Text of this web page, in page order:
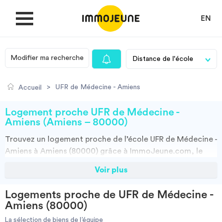
EN
MON COMPTE
Je cherche un logement
Villes
Modifier ma recherche
Accueil > UFR de Médecine - Amiens
Logement proche UFR de Médecine -
Amiens (Amiens – 80000)
Trouvez un logement proche de l’école UFR de Médecine -
Amiens à Amiens (80000) grâce à ImmoJeune.com, le
d’offres de locations proches de l’UFR de Médecine -
particuliers, par agences et colocations. Vous avez tous
les choix.
Voir plus
Logements proche de UFR de Médecine -
Amiens (80000)
La sélection de biens de l’équipe